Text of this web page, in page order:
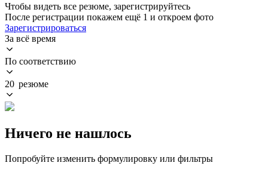
Чтобы видеть все резюме, зарегистрируйтесь
После регистрации покажем ещё 1 и откроем фото
Зарегистрироваться
За всё время
По соответствию
20 резюме
Ничего не нашлось
Попробуйте изменить формулировку или фильтры